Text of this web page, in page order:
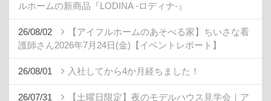
ルホームの新商品『LODINA -ロディナ-』
26/08/02
【アイフルホームのあそべる家】ちいさな看
護師さん2026年7月24日(金)【イベントレポート】
26/08/01 入社してから4か月経ちました！
26/07/31
【土曜日限定】夜のモデルハウス見学会｜ア